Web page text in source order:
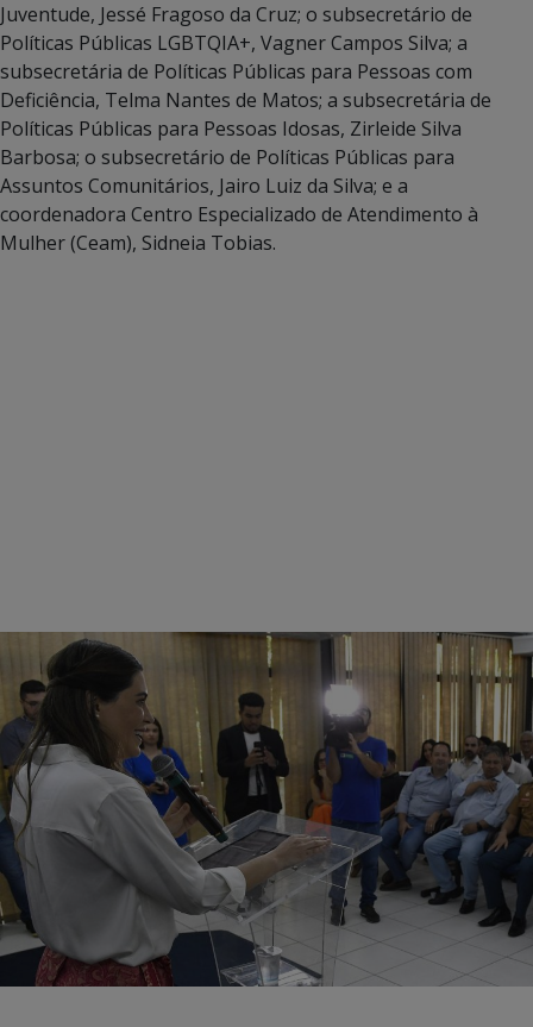
Juventude, Jessé Fragoso da Cruz; o subsecretário de
Políticas Públicas LGBTQIA+, Vagner Campos Silva; a
subsecretária de Políticas Públicas para Pessoas com
Deficiência, Telma Nantes de Matos; a subsecretária de
Políticas Públicas para Pessoas Idosas, Zirleide Silva
Barbosa; o subsecretário de Políticas Públicas para
Assuntos Comunitários, Jairo Luiz da Silva; e a
coordenadora Centro Especializado de Atendimento à
Mulher (Ceam), Sidneia Tobias.